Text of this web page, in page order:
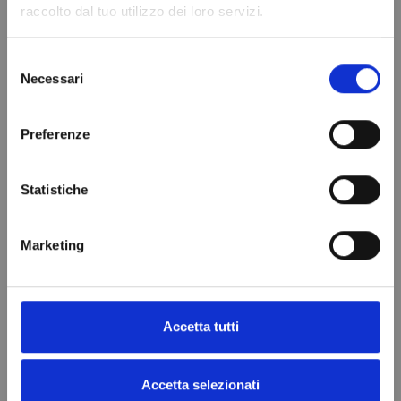
raccolto dal tuo utilizzo dei loro servizi.
delNecessari
Preferenze
Statistiche
Marketing
Accetta tutti
Accetta selezionati